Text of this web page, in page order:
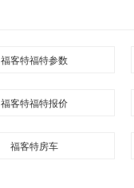
福客特福特参数
福客特福特报价
福客特房车